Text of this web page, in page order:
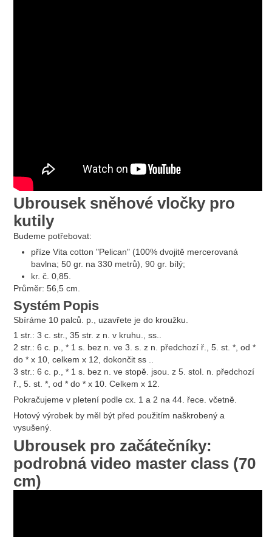
Ubrousek sněhové vločky pro
kutily
Budeme potřebovat:
příze Vita cotton "Pelican" (100% dvojitě mercerovaná
bavlna; 50 gr. na 330 metrů), 90 gr. bílý;
kr. č. 0,85.
Průměr: 56,5 cm.
Systém Popis
Sbíráme 10 palců. p., uzavřete je do kroužku.
1 str.: 3 c. str., 35 str. z n. v kruhu., ss..
2 str.: 6 c. p., * 1 s. bez n. ve 3. s. z n. předchozí ř., 5. st. *, od *
do * x 10, celkem x 12, dokončit ss ..
3 str.: 6 c. p., * 1 s. bez n. ve stopě. jsou. z 5. stol. n. předchozí
ř., 5. st. *, od * do * x 10. Celkem x 12.
Pokračujeme v pletení podle cx. 1 a 2 na 44. řece. včetně.
Hotový výrobek by měl být před použitím naškrobený a
vysušený.
Ubrousek pro začátečníky:
podrobná video master class (70
cm)